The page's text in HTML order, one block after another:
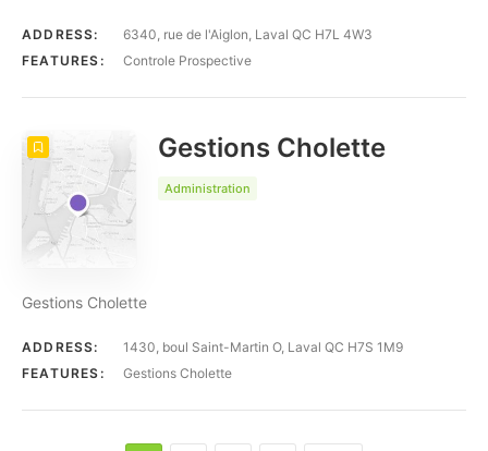
ADDRESS:
6340, rue de l'Aiglon, Laval QC H7L 4W3
FEATURES:
Controle Prospective
Gestions Cholette
Administration
Gestions Cholette
ADDRESS:
1430, boul Saint-Martin O, Laval QC H7S 1M9
FEATURES:
Gestions Cholette